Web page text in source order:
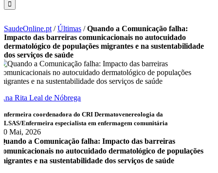
SaudeOnline.pt /Últimas /Quando a Comunicação falha:
Impacto das barreiras comunicacionais no autocuidado
dermatológico de populações migrantes e na sustentabilidade
dos serviços de saúde
Ana Rita Leal de Nóbrega
Enfermeira coordenadora do CRI Dermatovenereologia da
ULSAS/Enfermeira especialista em enfermagem comunitária
20 Mai, 2026
Quando a Comunicação falha: Impacto das barreiras
comunicacionais no autocuidado dermatológico de populações
migrantes e na sustentabilidade dos serviços de saúde